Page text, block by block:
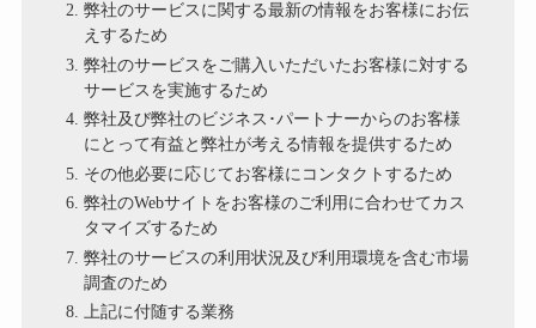
弊社のサービスに関する最新の情報をお客様にお伝
えするため
弊社のサービスをご購入いただいたお客様に対する
サービスを実施するため
弊社及び弊社のビジネス･パートナーからのお客様
にとって有益と弊社が考える情報を提供するため
その他必要に応じてお客様にコンタクトするため
弊社のWebサイトをお客様のご利用に合わせてカス
タマイズするため
弊社のサービスの利用状況及び利用環境を含む市場
調査のため
上記に付随する業務